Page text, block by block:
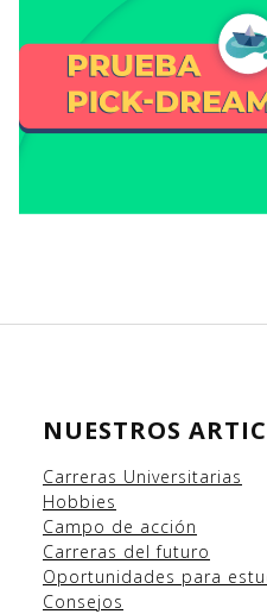
NUESTROS
Carreras Universitarias
Hobbies
Campo de acción
Carreras del futuro
Oportunidades para
Consejos